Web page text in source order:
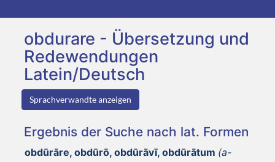
obdurare - Übersetzung und
Redewendungen
Latein/Deutsch
Sprachverwandte anzeigen
Ergebnis der Suche nach lat. Formen
obdūrāre, obdūrō, obdūrāvī, obdūrātum (a-